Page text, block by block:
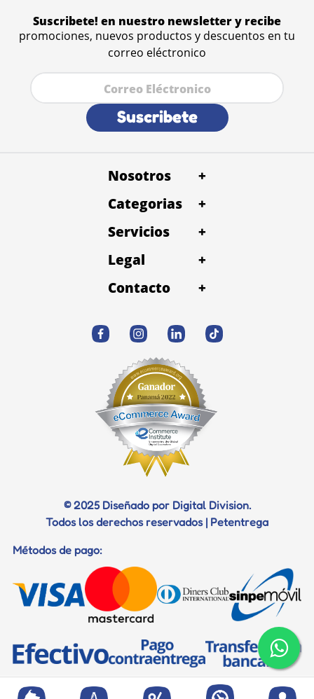
Suscribete! en nuestro newsletter y recibe
promociones, nuevos productos y descuentos en tu
correo eléctronico
Suscribete
Nosotros
+
Categorias
+
Servicios
+
Legal
+
Contacto
+
© 2025 Diseñado por Digital Division.
Todos los derechos reservados | Petentrega
Métodos de pago: